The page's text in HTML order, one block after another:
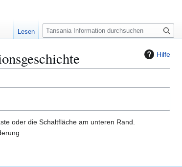
Hilfe
oder die Schaltfläche am unteren Rand.
Lesen
S
u
h
e